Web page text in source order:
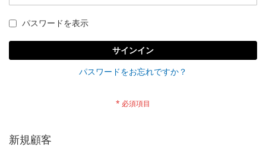
パスワードを表示
サインイン
パスワードをお忘れですか？
新規顧客